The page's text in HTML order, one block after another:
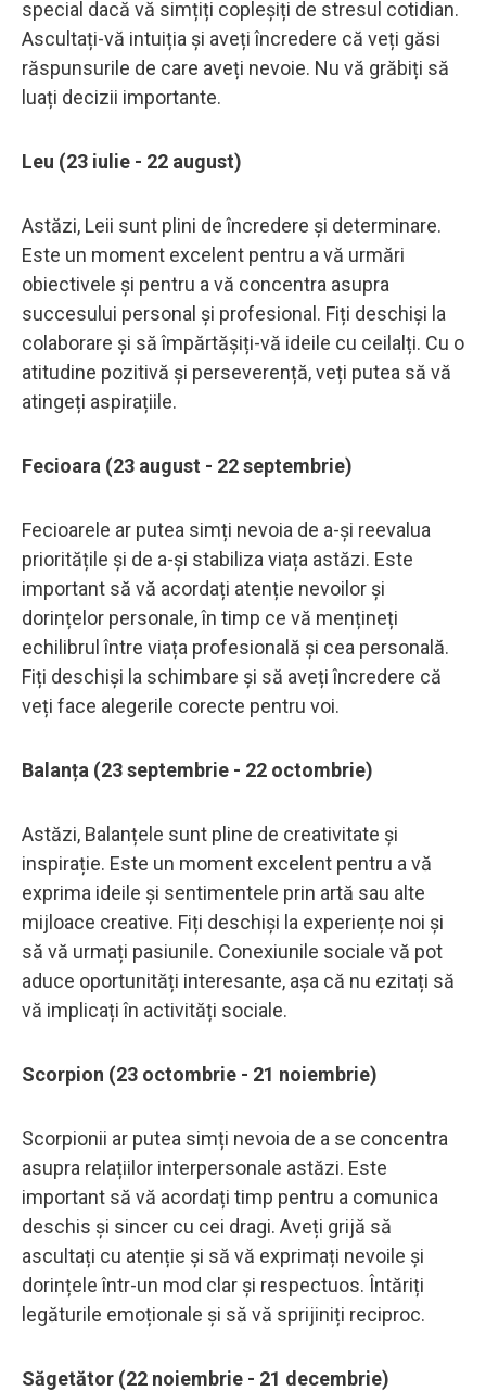
special dacă vă simțiți copleșiți de stresul cotidian.
Ascultați-vă intuiția și aveți încredere că veți găsi
răspunsurile de care aveți nevoie. Nu vă grăbiți să
luați decizii importante.
Leu (23 iulie - 22 august)
Astăzi, Leii sunt plini de încredere și determinare.
Este un moment excelent pentru a vă urmări
obiectivele și pentru a vă concentra asupra
succesului personal și profesional. Fiți deschiși la
colaborare și să împărtășiți-vă ideile cu ceilalți. Cu o
atitudine pozitivă și perseverență, veți putea să vă
atingeți aspirațiile.
Fecioara (23 august - 22 septembrie)
Fecioarele ar putea simți nevoia de a-și reevalua
prioritățile și de a-și stabiliza viața astăzi. Este
important să vă acordați atenție nevoilor și
dorințelor personale, în timp ce vă mențineți
echilibrul între viața profesională și cea personală.
Fiți deschiși la schimbare și să aveți încredere că
veți face alegerile corecte pentru voi.
Balanța (23 septembrie - 22 octombrie)
Astăzi, Balanțele sunt pline de creativitate și
inspirație. Este un moment excelent pentru a vă
exprima ideile și sentimentele prin artă sau alte
mijloace creative. Fiți deschiși la experiențe noi și
să vă urmați pasiunile. Conexiunile sociale vă pot
aduce oportunități interesante, așa că nu ezitați să
vă implicați în activități sociale.
Scorpion (23 octombrie - 21 noiembrie)
Scorpionii ar putea simți nevoia de a se concentra
asupra relațiilor interpersonale astăzi. Este
important să vă acordați timp pentru a comunica
deschis și sincer cu cei dragi. Aveți grijă să
ascultați cu atenție și să vă exprimați nevoile și
dorințele într-un mod clar și respectuos. Întăriți
legăturile emoționale și să vă sprijiniți reciproc.
Săgetător (22 noiembrie - 21 decembrie)